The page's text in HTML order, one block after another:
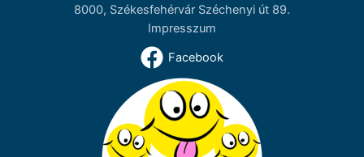
8000, Székesfehérvár Széchenyi út 89.
Impresszum
Facebook